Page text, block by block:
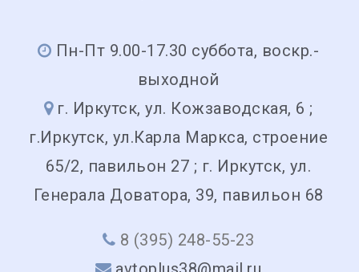
Пн-Пт 9.00-17.30 суббота, воскр.-
выходной
г. Иркутск, ул. Кожзаводская, 6 ;
г.Иркутск, ул.Карла Маркса, строение
65/2, павильон 27 ; г. Иркутск, ул.
Генерала Доватора, 39, павильон 68
8 (395) 248-55-23